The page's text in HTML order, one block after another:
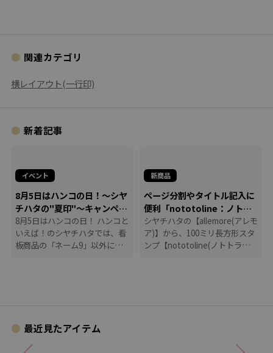
関連カテゴリ
横レイアウト(一行印)
新着記事
イベント
8月5日はハンコの日！～シヤ
チハタの"夏印"～キャンペー
ン
8月5日はハンコの日！ ハンコと
いえば！のシヤチハタでは、看
板商品の「ネーム9」以外に
新商品
ページ分割やタイトル記入に
便利「nototoline：ノトト
ライン」
シヤチハタの【allemore(アレモ
ア)】から、100ミリ長方形スタ
ンプ【nototoline(ノトトライ
最近見たアイテム